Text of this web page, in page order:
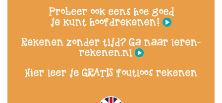
Probeer ook eens hoe goed
je kunt hoofdrekenen!
Rekenen zonder tijd? Ga naar leren-
rekenen.nl
Hier leer je GRATIS foutloos rekenen